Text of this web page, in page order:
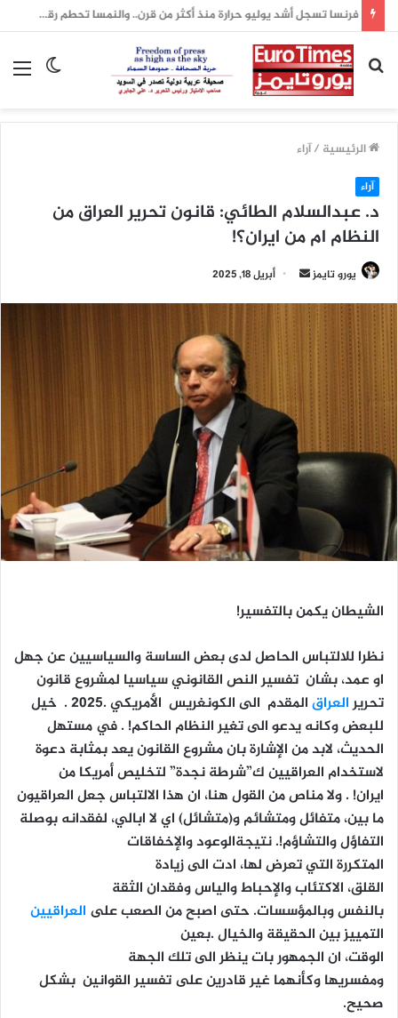
فرنسا تسجل أشد يوليو حرارة منذ أكثر من قرن.. والنمسا تحطم رقمها القياسي بدرجة 41 مئوية
الوضع
بحث
عن
الرئيسية /آراء
آراء
د. عبدالسلام الطائي: قانون تحرير العراق من
النظام ام من ايران؟!
يورو تايمز
أرسل
إلكترونيا
أبريل 18, 2025
الشيطان يكمن بالتفسير!
نظرا للالتباس الحاصل لدى بعض الساسة والسياسيين عن جهل
او عمد، بشان تفسير النص القانوني سياسيا لمشروع قانون
تحريرالعراق
المقدم الى الكونغريس الأمريكي .2025 . خيل
للبعض وكانه يدعو الى تغير النظام الحاكم! . في مستهل
الحديث، لابد من الإشارة بان مشروع القانون يعد بمثابة دعوة
لاستخدام العراقيين ك”شرطة نجدة” لتخليص أمريكا من
ايران! . ولا مناص من القول هنا، ان هذا الالتباس جعل العراقيون
ما بين، متفائل ومتشائم و(متشائل) اي لا ابالي، لفقدانه بوصلة
التفاؤل والتشاؤم!. نتيجةالوعود والإخفاقات
المتكررة التي تعرض لها، ادت الى زيادة
القلق، الاكتئاب والإحباط والياس وفقدان الثقة
بالنفس وبالمؤسسات. حتى اصبح من الصعب على العراقيين
التمييز بين الحقيقة والخيال.بعين
الوقت، ان الجمهور بات ينظرالى تلك الجهة
ومفسريها وكأنهما غير قادرين على تفسير القوانين بشكل
صحيح.